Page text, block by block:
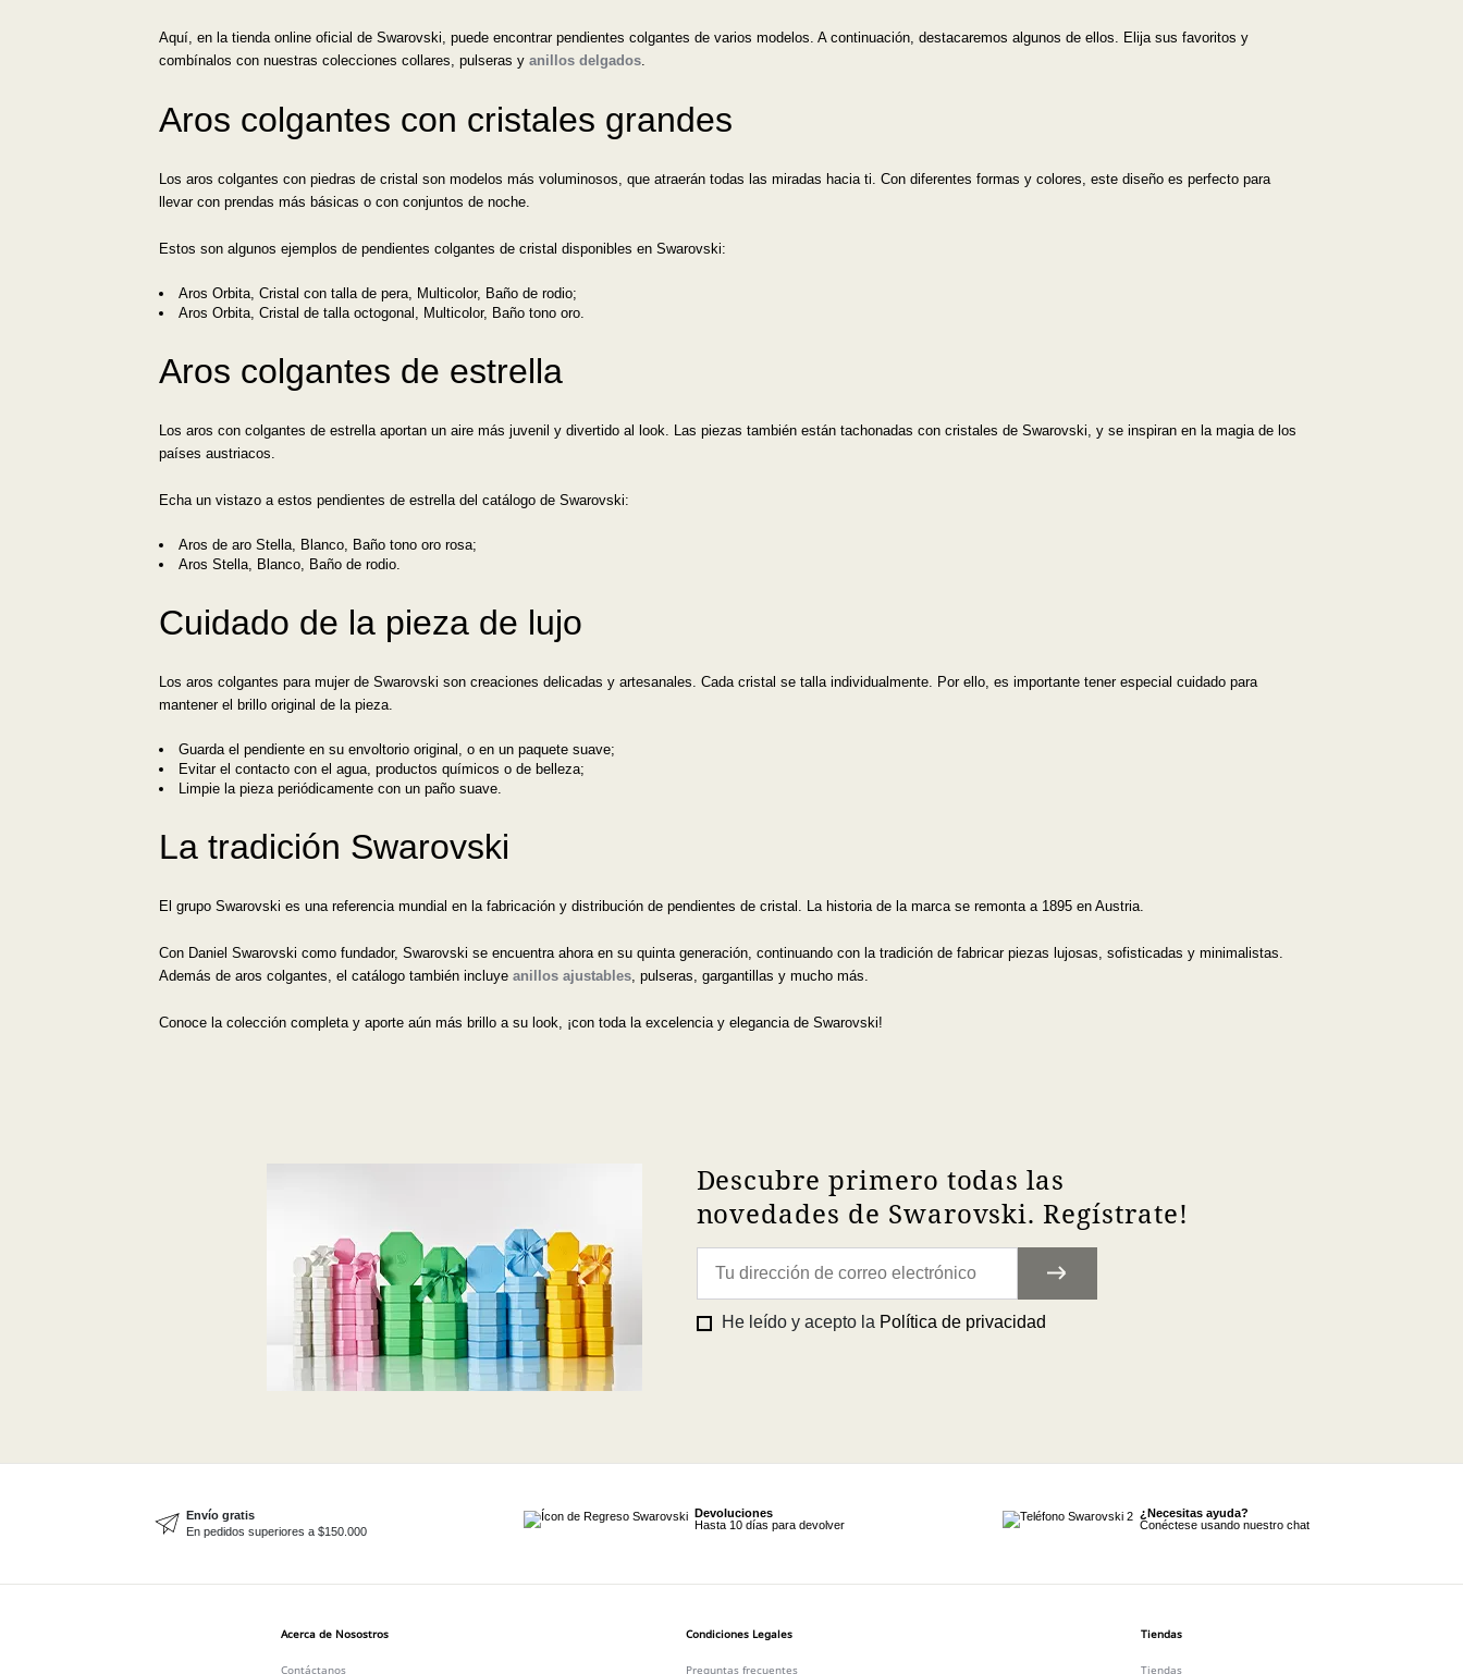
Aquí, en la tienda online oficial de Swarovski, puede encontrar pendientes colgantes de varios modelos. A continuación, destacaremos algunos de ellos. Elija sus favoritos y
combínalos con nuestras colecciones collares, pulseras y anillos delgados.
Aros colgantes con cristales grandes
Los aros colgantes con piedras de cristal son modelos más voluminosos, que atraerán todas las miradas hacia ti. Con diferentes formas y colores, este diseño es perfecto para
llevar con prendas más básicas o con conjuntos de noche.
Estos son algunos ejemplos de pendientes colgantes de cristal disponibles en Swarovski:
Aros Orbita, Cristal con talla de pera, Multicolor, Baño de rodio;
Aros Orbita, Cristal de talla octogonal, Multicolor, Baño tono oro.
Aros colgantes de estrella
Los aros con colgantes de estrella aportan un aire más juvenil y divertido al look. Las piezas también están tachonadas con cristales de Swarovski, y se inspiran en la magia de los
países austriacos.
Echa un vistazo a estos pendientes de estrella del catálogo de Swarovski:
Aros de aro Stella, Blanco, Baño tono oro rosa;
Aros Stella, Blanco, Baño de rodio.
Cuidado de la pieza de lujo
Los aros colgantes para mujer de Swarovski son creaciones delicadas y artesanales. Cada cristal se talla individualmente. Por ello, es importante tener especial cuidado para
mantener el brillo original de la pieza.
Guarda el pendiente en su envoltorio original, o en un paquete suave;
Evitar el contacto con el agua, productos químicos o de belleza;
Limpie la pieza periódicamente con un paño suave.
La tradición Swarovski
El grupo Swarovski es una referencia mundial en la fabricación y distribución de pendientes de cristal. La historia de la marca se remonta a 1895 en Austria.
Con Daniel Swarovski como fundador, Swarovski se encuentra ahora en su quinta generación, continuando con la tradición de fabricar piezas lujosas, sofisticadas y minimalistas.
Además de aros colgantes, el catálogo también incluye anillos ajustables, pulseras, gargantillas y mucho más.
Conoce la colección completa y aporte aún más brillo a su look, ¡con toda la excelencia y elegancia de Swarovski!
Descubre primero todas las
novedades de Swarovski. Regístrate!
He leído y acepto la Política de privacidad
Envío gratis
En pedidos superiores a $150.000
Devoluciones
Hasta 10 días para devolver
¿Necesitas ayuda?
Conéctese usando nuestro chat
Acerca de Nosostros
Contáctanos
Condiciones Legales
Preguntas frecuentes
Tiendas
Tiendas